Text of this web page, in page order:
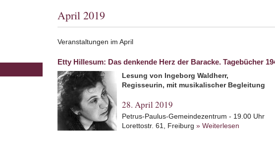
April 2019
Veranstaltungen im April
Etty Hillesum: Das denkende Herz der Baracke. Tagebücher
Lesung von Ingeborg Waldherr,
Regisseurin, mit musikalischer Begleitung
28. April 2019
Petrus-Paulus-Gemeindezentrum - 19.00 Uhr
Lorettostr. 61, Freiburg » Weiterlesen